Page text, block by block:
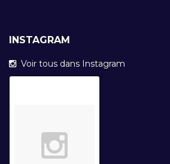
INSTAGRAM
Voir tous dans Instagram